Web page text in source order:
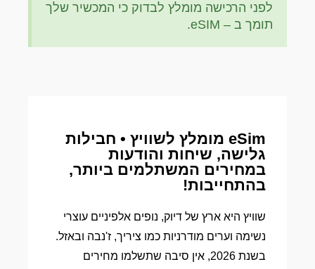
לפני הרכישה מומלץ לבדוק כי המכשיר שלך
תומך ב – eSIM.
eSim מומלץ לשוויץ • חבילות
גלישה, שיחות והודעות
במחירים המשתלמים ביותר,
בהתחייבות!
שוויץ היא ארץ של דיוק, נופים אלפיניים עוצרי
נשימה וערים מודרניות כמו ציריך, ז'נבה ובאזל.
בשנת 2026, אין סיבה שתשלמו מחירים